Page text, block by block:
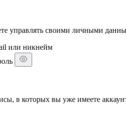
управлять своими личными
или никнейм
в которых вы уже имеете